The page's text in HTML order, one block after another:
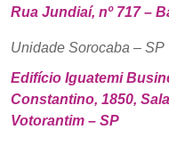
Rua Jundiaí, nº 717 –
Unidade Sorocaba – SP
Edifício Iguatemi
Constantino, 1850,
Votorantim – SP